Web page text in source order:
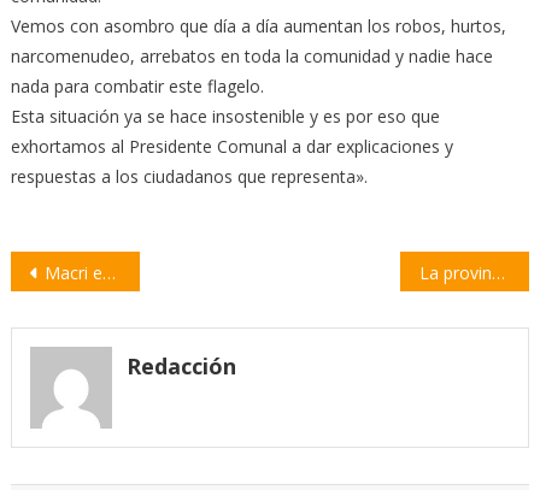
Vemos con asombro que día a día aumentan los robos, hurtos,
narcomenudeo, arrebatos en toda la comunidad y nadie hace
nada para combatir este flagelo.
Esta situación ya se hace insostenible y es por eso que
exhortamos al Presidente Comunal a dar explicaciones y
respuestas a los ciudadanos que representa».
Navegación
entradas
Macri en Rosario: «Si perdemos la sensación de libertad no hay futuro» La provincia abrió la inscripción a los Juegos Santafesinos 2023
Redacción